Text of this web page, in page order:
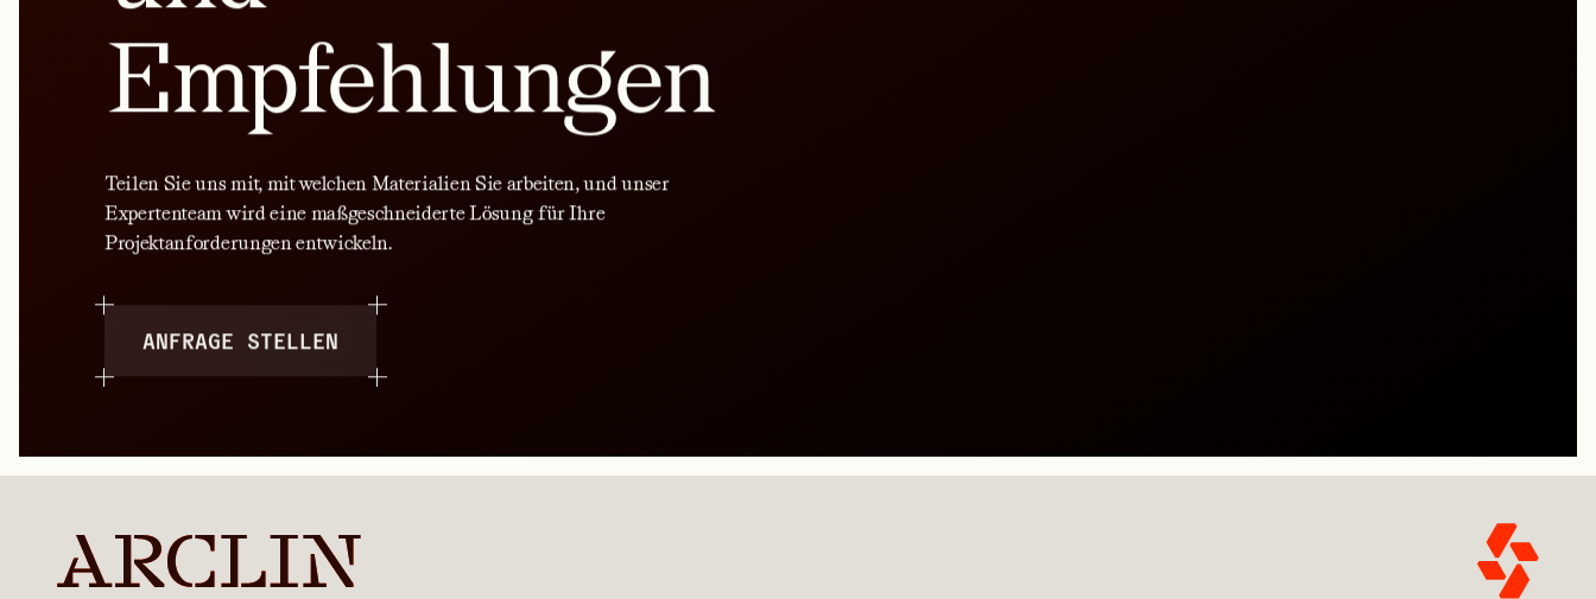
Empfehlungen
Teilen Sie uns mit, mit welchen Materialien Sie arbeiten, und unser
Expertenteam wird eine maßgeschneiderte Lösung für Ihre
Projektanforderungen entwickeln.
ANFRAGE STELLEN